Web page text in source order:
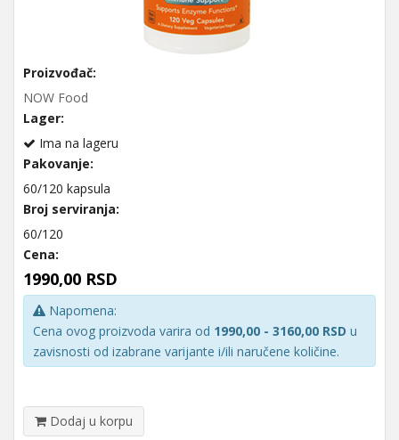
Proizvođač:
NOW Food
Lager:
Ima na lageru
Pakovanje:
60/120 kapsula
Broj serviranja:
60/120
Cena:
1990,00 RSD
Napomena:
Cena ovog proizvoda varira od 1990,00 - 3160,00 RSD u
zavisnosti od izabrane varijante i/ili naručene količine.
Dodaj u korpu